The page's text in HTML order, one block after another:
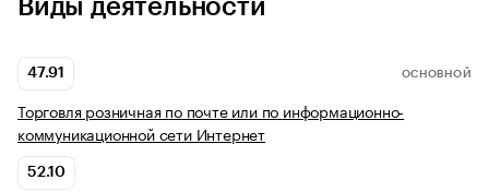
Виды деятельности
47.91 ОСНОВНОЙ
Торговля розничная по почте или по информационно-
коммуникационной сети Интернет
52.10